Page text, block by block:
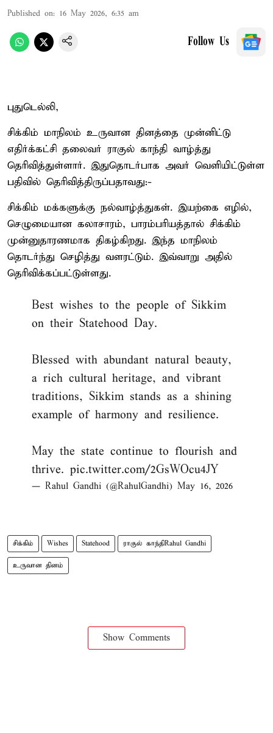
Published on: 16 May 2026, 6:35 am
Follow Us
புதுடெல்லி,
சிக்கிம் மாநிலம் உருவான தினத்தை முன்னிட்டு
எதிர்க்கட்சி தலைவர் ராகுல் காந்தி வாழ்த்து
தெரிவித்துள்ளார். இதுதொடர்பாக அவர் வெளியிட்டுள்ள
பதிவில் தெரிவித்திருப்பதாவது:-
சிக்கிம் மக்களுக்கு நல்வாழ்த்துகள். இயற்கை எழில்,
செழுமையான கலாசாரம், பாரம்பரியத்தால் சிக்கிம்
முன்னுதாரணமாக திகழ்கிறது. இந்த மாநிலம்
தொடர்ந்து செழித்து வளரட்டும். இவ்வாறு அதில்
தெரிவிக்கப்பட்டுள்ளது.
Best wishes to the people of Sikkim
on their Statehood Day.
Blessed with abundant natural beauty,
a rich cultural heritage, and vibrant
traditions, Sikkim stands as a shining
example of harmony and resilience.
May the state continue to flourish and
thrive. pic.twitter.com/2GsWOcu4JY
— Rahul Gandhi (@RahulGandhi) May 16, 2026
சிக்கிம் Wishes Statehood ராகுல் காந்திRahul Gandhi
உருவான தினம்
Show Comments